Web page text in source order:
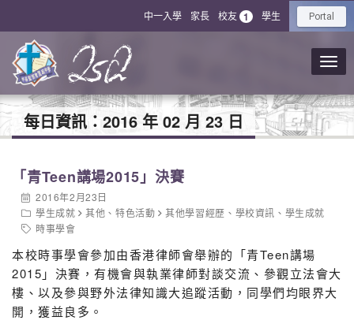
中一入學 家長 校友 1 學生 Portal
每日資訊： 2016 年 02 月 23 日
「青Teen講場2015」決賽
2016年2月23日
學生成就
其他 、特色活動 其他學習經歷 、 學校資訊 、 學生成就
時事學會
本校時事學會參加由香港律師會舉辦的「青Teen講場
2015」決賽，有機會與執業律師對談交流、參觀立法會大
樓、以及參與野外法律知識大追蹤活動，同學們均眼界大
開，獲益良多。